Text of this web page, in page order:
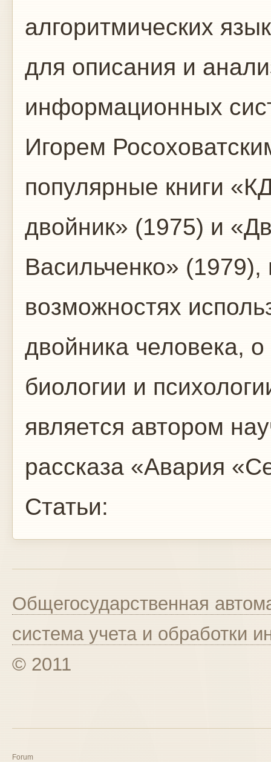
алгоритмических
для описания и
информационных
Игорем
популярные книги
двойник» (1975) и
Васильченко» (1979),
возможностях
двойника человека,
биологии и
является автором
рассказа «Авария
Статьи:
Общегосударственная
система учета и обработки
© 2011
Forum